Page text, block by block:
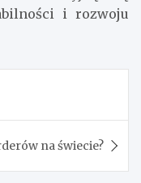
i rozwoju
na świecie?